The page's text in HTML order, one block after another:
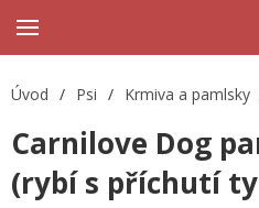
Úvod / Psi / Krmiva a pamlsky
Carnilove Dog
(rybí s příchutí